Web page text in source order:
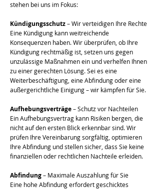
stehen bei uns im Fokus:
Kündigungsschutz– Wir verteidigen Ihre Rechte
Eine Kündigung kann weitreichende
Konsequenzen haben. Wir überprüfen, ob Ihre
Kündigung rechtmäßig ist, setzen uns gegen
unzulässige Maßnahmen ein und verhelfen Ihnen
zu einer gerechten Lösung. Sei es eine
Weiterbeschäftigung, eine Abfindung oder eine
außergerichtliche Einigung – wir kämpfen für Sie.
Aufhebungsverträge– Schutz vor Nachteilen
Ein Aufhebungsvertrag kann Risiken bergen, die
nicht auf den ersten Blick erkennbar sind. Wir
prüfen Ihre Vereinbarung sorgfältig, optimieren
Ihre Abfindung und stellen sicher, dass Sie keine
finanziellen oder rechtlichen Nachteile erleiden.
Abfindung– Maximale Auszahlung für Sie
Eine hohe Abfindung erfordert geschicktes